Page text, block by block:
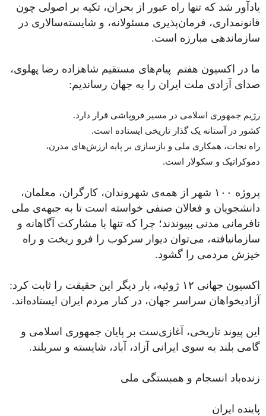
یادآور شد که تنها راه عبور از بحران، تکیه بر اصولی چون
قانونمداری، فرمان‌پذیری مسئولانه، و شایسته‌سالاری در
سازماندهی مبارزه است.
ما در اکسیون هفتم پیام‌های مستقیم شاهزاده رضا پهلوی،
صدای آزادی ملت ایران را به جهان رساندیم:
رژیم جمهوری اسلامی در مسیر فروپاشی قرار دارد.
کشور در آستانه یک گذار تاریخی ایستاده است.
راه نجات، همکاری ملی و بازسازی بر پایه ارزش‌های مدرن،
دموکراتیک و سکولار است.
پروژه ۱۰۰ شهر از همه‌ی شهروندان، کارگران، معلمان،
دانشجویان و فعالان صنفی خواسته است تا به جبهه‌ی ملی
نافرمانی مدنی بپیوندند؛ چرا که تنها با مشارکت آگاهانه و
سازمانیافته، می‌توان دیوار سرکوب را فرو ریخت و راه
خیزش مردمی را گشود.
اکسیون جهانی ۱۲ ژوئیه، بار دیگر این حقیقت را ثابت کرد:
آزادیخواهان سراسر جهان، در کنار مردم ایران ایستاده‌اند.
این پیوند تاریخی، آغازی‌ست بر پایان جمهوری اسلامی و
گامی بلند به‌ سوی ایرانی آزاد، آباد، شایسته و سربلند.
زنده‌باد انسجام و همبستگی ملی
پاینده ایران